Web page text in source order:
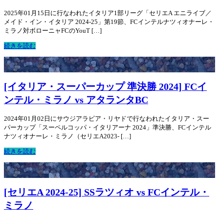
2025年01月15日に行なわれたイタリア1部リーグ「セリエA エニライブ／
メイド・イン・イタリア 2024-25」第19節、FCインテルナツィオナーレ・
ミラノ対ボローニャFCのYouT […]
続きを読む
[イタリア・スーパーカップ 準決勝 2024] FCイ
ンテル・ミラノ vs アタランタBC
2024年01月02日にサウジアラビア・リヤドで行なわれたイタリア・スー
パーカップ「スーペルコッパ・イタリアーナ 2024」準決勝、FCインテル
ナツィオナーレ・ミラノ（セリエA2023- […]
続きを読む
[セリエA 2024-25] SSラツィオ vs FCインテル・
ミラノ